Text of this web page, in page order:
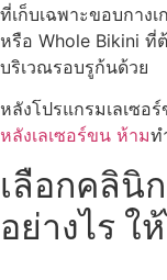
ที่เก็บเฉพาะขอบกาง
หรือ Whole Bikini ที่
บริเวณรอบรูก้นด้วย
หลังโปรแกรมเลเซอ
หลังเลเซอร์ขน ห้ามท
เลือกคลินิ
อย่างไร ใ